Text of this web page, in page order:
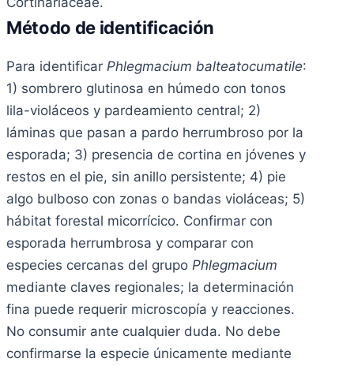
Método de identificación
Para identificar Phlegmacium balteatocumatile:
1) sombrero glutinosa en húmedo con tonos
lila-violáceos y pardeamiento central; 2)
láminas que pasan a pardo herrumbroso por la
esporada; 3) presencia de cortina en jóvenes y
restos en el pie, sin anillo persistente; 4) pie
algo bulboso con zonas o bandas violáceas; 5)
hábitat forestal micorrícico. Confirmar con
esporada herrumbrosa y comparar con
especies cercanas del grupo Phlegmacium
mediante claves regionales; la determinación
fina puede requerir microscopía y reacciones.
No consumir ante cualquier duda. No debe
confirmarse la especie únicamente mediante